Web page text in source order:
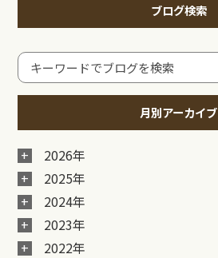
ブログ検索
月別アーカイブ
2026年
2025年
2024年
2023年
2022年